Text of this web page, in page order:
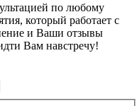
по любому
который работает c
и Ваши отзывы
Вам навстречу!